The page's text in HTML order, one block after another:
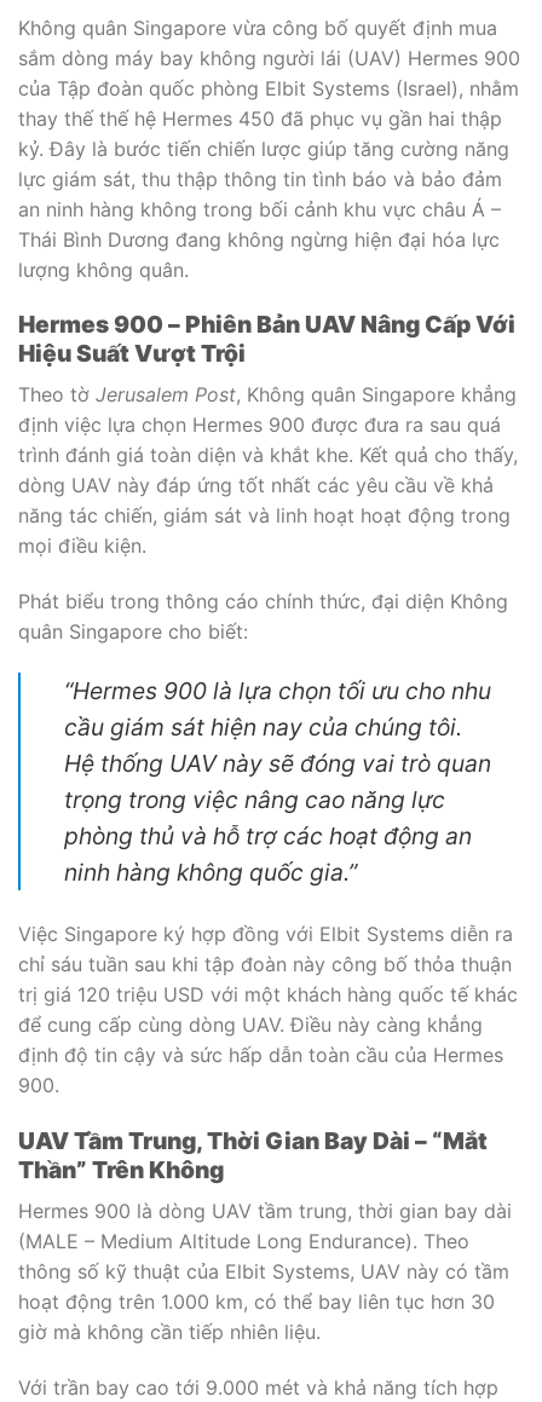
Không quân Singapore vừa công bố quyết định mua
sắm dòng máy bay không người lái (UAV) Hermes 900
của Tập đoàn quốc phòng Elbit Systems (Israel), nhằm
thay thế thế hệ Hermes 450 đã phục vụ gần hai thập
kỷ. Đây là bước tiến chiến lược giúp tăng cường năng
lực giám sát, thu thập thông tin tình báo và bảo đảm
an ninh hàng không trong bối cảnh khu vực châu Á –
Thái Bình Dương đang không ngừng hiện đại hóa lực
lượng không quân.
Hermes 900 – Phiên Bản UAV Nâng Cấp Với
Hiệu Suất Vượt Trội
Theo tờ Jerusalem Post, Không quân Singapore khẳng
định việc lựa chọn Hermes 900 được đưa ra sau quá
trình đánh giá toàn diện và khắt khe. Kết quả cho thấy,
dòng UAV này đáp ứng tốt nhất các yêu cầu về khả
năng tác chiến, giám sát và linh hoạt hoạt động trong
mọi điều kiện.
Phát biểu trong thông cáo chính thức, đại diện Không
quân Singapore cho biết:
“Hermes 900 là lựa chọn tối ưu cho nhu
cầu giám sát hiện nay của chúng tôi.
Hệ thống UAV này sẽ đóng vai trò quan
trọng trong việc nâng cao năng lực
phòng thủ và hỗ trợ các hoạt động an
ninh hàng không quốc gia.”
Việc Singapore ký hợp đồng với Elbit Systems diễn ra
chỉ sáu tuần sau khi tập đoàn này công bố thỏa thuận
trị giá 120 triệu USD với một khách hàng quốc tế khác
để cung cấp cùng dòng UAV. Điều này càng khẳng
định độ tin cậy và sức hấp dẫn toàn cầu của Hermes
900.
UAV Tầm Trung, Thời Gian Bay Dài – “Mắt
Thần” Trên Không
Hermes 900 là dòng UAV tầm trung, thời gian bay dài
(MALE – Medium Altitude Long Endurance). Theo
thông số kỹ thuật của Elbit Systems, UAV này có tầm
hoạt động trên 1.000 km, có thể bay liên tục hơn 30
giờ mà không cần tiếp nhiên liệu.
Với trần bay cao tới 9.000 mét và khả năng tích hợp